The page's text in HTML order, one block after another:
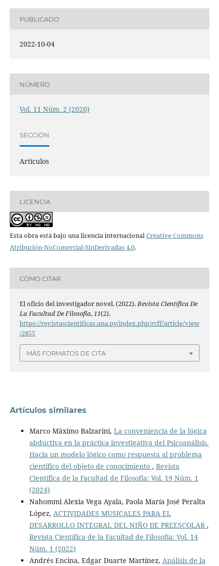
PUBLICADO
2022-10-04
NÚMERO
Vol. 11 Núm. 2 (2020)
SECCIÓN
Artículos
LICENCIA
Esta obra está bajo una licencia internacionalCreative Commons
Atribución-NoComercial-SinDerivadas 4.0.
CÓMO CITAR
El oficio del investigador novel. (2022).Revista Científica De
La Facultad De Filosofía,11(2).
https://revistascientificas.una.py/index.php/rcff/article/view
/2855
MÁS FORMATOS DE CITA
Artículos similares
Marco Máximo Balzarini, La conveniencia de la lógica
abductiva en la práctica investigativa del Psicoanálisis.
Hacia un modelo lógico como respuesta al problema
científico del objeto de conocimiento , Revista
Científica de la Facultad de Filosofía: Vol. 19 Núm. 1
(2024)
Nahommi Alexia Vega Ayala, Paola María José Peralta
López, ACTIVIDADES MUSICALES PARA EL
DESARROLLO INTEGRAL DEL NIÑO DE PREESCOLAR,
Revista Científica de la Facultad de Filosofía: Vol. 14
Núm. 1 (2022)
Andrés Encina, Edgar Duarte Martínez, Análisis de la